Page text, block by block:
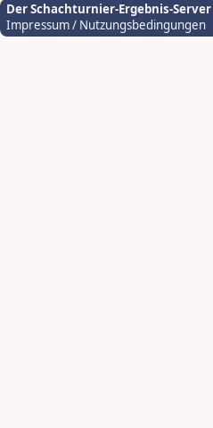
Der Schachturnier-Ergebnis-Server
Impressum / Nutzungsbedingungen